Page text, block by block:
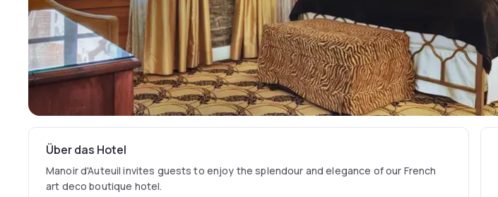
Über das Hotel
Manoir d'Auteuil invites guests to enjoy the splendour and elegance of our French
art deco boutique hotel.